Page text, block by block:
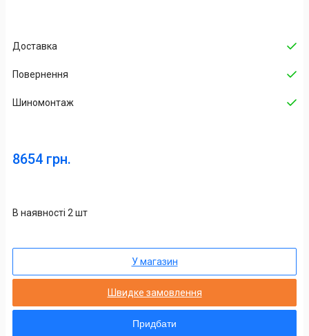
Доставка
Повернення
Шиномонтаж
8654 грн.
В наявності 2 шт
У магазин
Швидке замовлення
Придбати